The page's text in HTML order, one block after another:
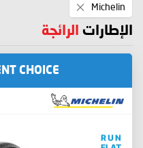
Michelin
This
Item الإطارات الرائجة
CHOICE